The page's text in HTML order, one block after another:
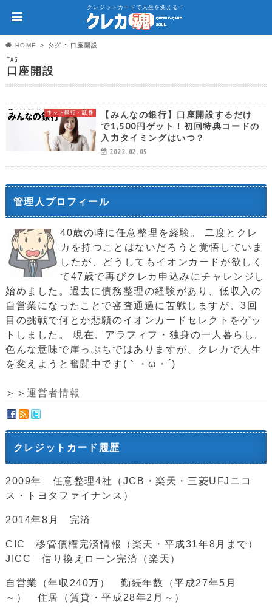
クレジットカードで人生を変える！
HOME タグ : 口座開設
TAG
口座開設
ネット銀行・証券
【みんなの銀行】口座開設するだけ
で1,500円ゲット！初回特典コードの
入力タイミングはいつ？
2022.02.05
管理人プロフィール
40歳の時に任意整理を経験。 二度とクレ
カを持つことはないだろうと覚悟していま
したが、どうしてもイオンカードが欲しく
て47歳で再びクレカ申込みにチャレンジし
始めました。過去に債務整理の経験があり、低収入の
自営業になったことで審査通過に苦戦しますが、3回
目の挑戦で何とか悲願のイオンカードセレクトをゲッ
トしました。 現在、アラフィフ・独身の一人暮らし。
色んな意味で崖っぷちではありますが、クレカで人生
を変えようと奮闘中です(｀・ω・´)ゞ
＞＞運営者情報
クレジットカード履歴
2009年 任意整理4社（JCB・楽天・三菱UFJニコ
ス・トヨタファイナンス）
2014年8月 完済
CIC 移管債権完済情報（楽天・平成31年8月まで）
JICC 借り換えローン完済（楽天）
自営業（年収240万） 勤続年数（平成27年5月
～） 住居（賃貸・平成28年2月～）